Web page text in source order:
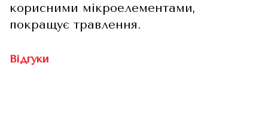
корисними мікроелементами,
покращує травлення.
Відгуки